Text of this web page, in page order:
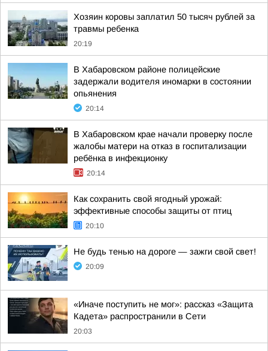
Хозяин коровы заплатил 50 тысяч рублей за
травмы ребенка
20:19
В Хабаровском районе полицейские
задержали водителя иномарки в состоянии
опьянения
20:14
В Хабаровском крае начали проверку после
жалобы матери на отказ в госпитализации
ребёнка в инфекционку
20:14
Как сохранить свой ягодный урожай:
эффективные способы защиты от птиц
20:10
Не будь тенью на дороге — зажги свой свет!
20:09
«Иначе поступить не мог»: рассказ «Защита
Кадета» распространили в Сети
20:03